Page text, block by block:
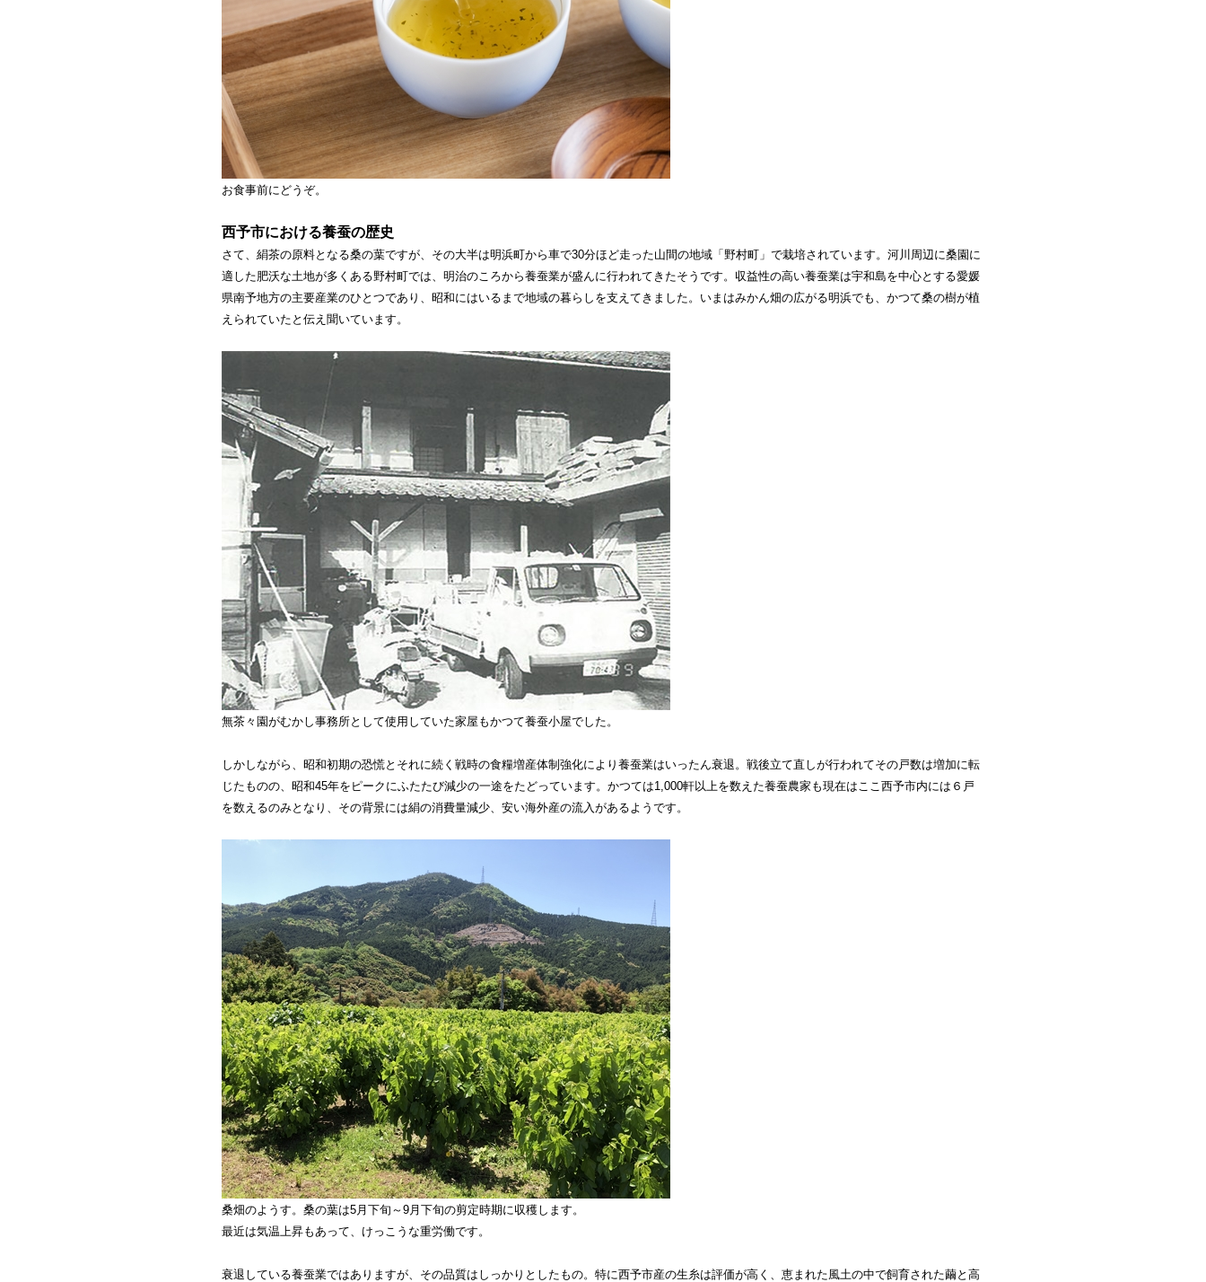
お食事前にどうぞ。
西予市における養蚕の歴史
さて、絹茶の原料となる桑の葉ですが、その大半は明浜町から車で30分ほど走った山間の地域「野村町」で栽培されています。河川周辺に桑園に
適した肥沃な土地が多くある野村町では、明治のころから養蚕業が盛んに行われてきたそうです。収益性の高い養蚕業は宇和島を中心とする愛媛
県南予地方の主要産業のひとつであり、昭和にはいるまで地域の暮らしを支えてきました。いまはみかん畑の広がる明浜でも、かつて桑の樹が植
えられていたと伝え聞いています。
無茶々園がむかし事務所として使用していた家屋もかつて養蚕小屋でした。
しかしながら、昭和初期の恐慌とそれに続く戦時の食糧増産体制強化により養蚕業はいったん衰退。戦後立て直しが行われてその戸数は増加に転
じたものの、昭和45年をピークにふたたび減少の一途をたどっています。かつては1,000軒以上を数えた養蚕農家も現在はここ西予市内には６戸
を数えるのみとなり、その背景には絹の消費量減少、安い海外産の流入があるようです。
桑畑のようす。桑の葉は5月下旬～9月下旬の剪定時期に収穫します。
最近は気温上昇もあって、けっこうな重労働です。
衰退している養蚕業ではありますが、その品質はしっかりとしたもの。特に西予市産の生糸は評価が高く、恵まれた風土の中で飼育された繭と高